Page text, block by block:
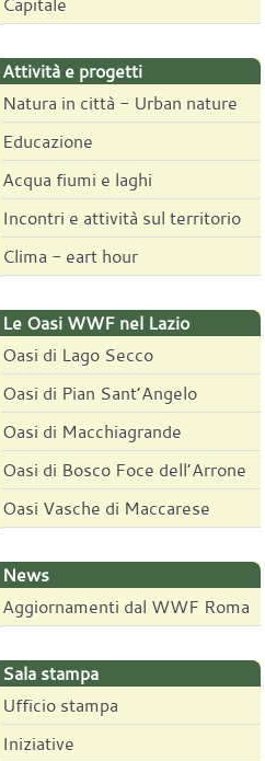
Attività e progetti
Natura in città - Urban nature
Educazione
Acqua fiumi e laghi
Incontri e attività sul territorio
Clima - eart hour
Le Oasi WWF nel Lazio
Oasi di Lago Secco
Oasi di Pian Sant’Angelo
Oasi di Macchiagrande
Oasi di Bosco Foce dell’Arrone
Oasi Vasche di Maccarese
News
Aggiornamenti dal WWF Roma
Sala stampa
Ufficio stampa
Iniziative